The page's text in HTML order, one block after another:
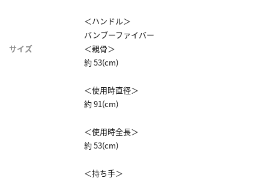
＜ハンドル＞
バンブーファイバー
サイズ
＜親骨＞
約 53(cm)
＜使用時直径＞
約 91(cm)
＜使用時全長＞
約 53(cm)
＜持ち手＞